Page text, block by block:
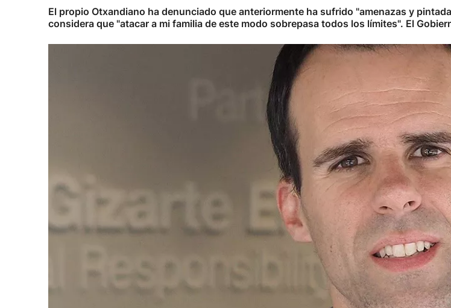
El propio Otxandiano ha denunciado que anteriormente ha sufrido "amenazas y
considera que "atacar a mi familia de este modo sobrepasa todos los límites". El